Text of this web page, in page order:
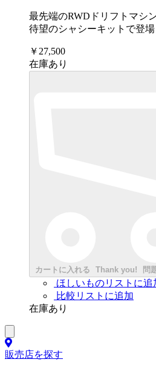
最先端のRWDドリフトマシ
待望のシャシーキットで登場
￥27,500
在庫あり
カートに入れる Thank you! 問
ほしいものリストに追
比較リストに追加
在庫あり
販売店を探す